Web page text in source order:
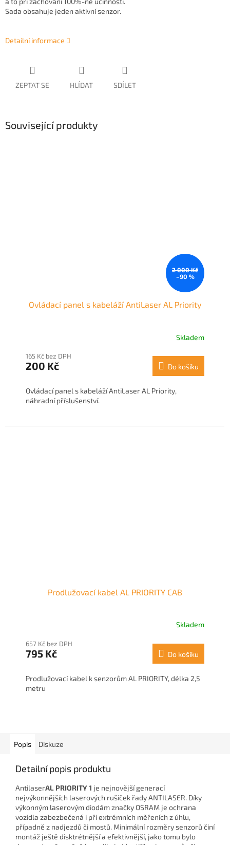
Sada obsahuje jeden aktivní senzor.
Detailní informace
ZEPTAT SE HLÍDAT SDÍLET
Související produkty
2 000 Kč
–90 %
Ovládací panel s kabeláží AntiLaser AL Priority
Skladem
165 Kč bez DPH
200 Kč Do košíku
Ovládací panel s kabeláží AntiLaser AL Priority,
náhradní příslušenství.
Prodlužovací kabel AL PRIORITY CAB
Skladem
657 Kč bez DPH
795 Kč Do košíku
Prodlužovací kabel k senzorům AL PRIORITY, délka 2,5
metru
Popis Diskuze
Detailní popis produktu
AntilaserAL PRIORITY 1 je nejnovější generací
nejvýkonnějších laserových rušiček řady ANTILASER. Díky
výkonným laserovým diodám značky OSRAM je ochrana
vozidla zabezbečená i při extrémních měřeních z úhlu,
případně z nadjezdů či mostů. Minimální rozměry senzorů činí
montáž ještě disktrétnější a efektivnější, jako tomu bylo